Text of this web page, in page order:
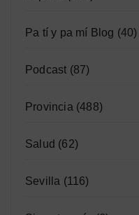
Pa tí y pa mí Blog (40)
Podcast (87)
Provincia (488)
Salud (62)
Sevilla (116)